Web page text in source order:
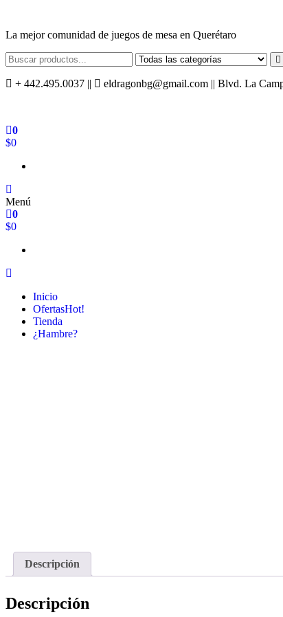
contenido
La mejor comunidad de juegos de mesa en Querétaro
+ 442.495.0037 || eldragonbg@gmail.com || Blvd. La
0
$0
Menú
0
$0
Inicio
OfertasHot!
Tienda
¿Hambre?
Descripción
Descripción